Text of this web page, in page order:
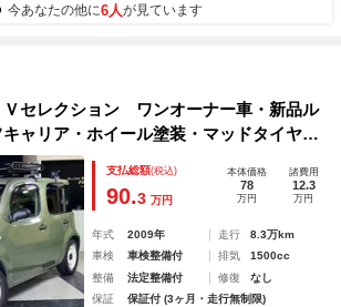
今あなたの他に6人が見ています
セレクション ワンオーナー車・新品ル
ャリア・ホイール塗装・マッドタイヤ・
Ｖ・ＤＶＤ・ＥＴＣ・オートライト・プ
ートキー・禁煙車
支払総額(税込)
90.3 万円
本体価格
78
万円
諸費用
12.3
万円
年式 2009年 走行
8.3万km
車検
車検整備付 排気
1500cc
整備
法定整備付 修復
なし
保証
保証付 (3ヶ月・走行無制限)